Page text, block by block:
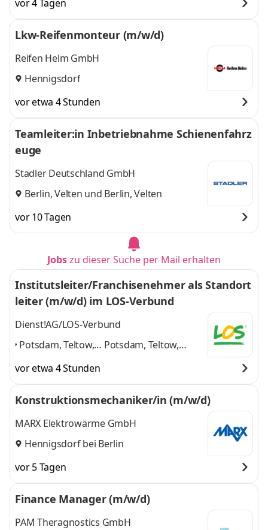
vor 4 Tagen
Lkw-Reifenmonteur (m/w/d)
Reifen Helm GmbH
Hennigsdorf
vor etwa 4 Stunden
Teamleiter:in Inbetriebnahme Schienenfahrz
euge
Stadler Deutschland GmbH
Berlin, Velten und Berlin, Velten
vor 10 Tagen
Jobszu dieser Suche per Mail erhalten
Institutsleiter/Franchisenehmer als Standort
leiter (m/w/d) im LOS-Verbund
Dienst!AG/LOS-Verbund
Potsdam, Teltow,
Hohen Neuendorf,
Frankfurt/Oder,
Potsdam, Teltow,
Frankfurt/Oderund 2
weitere
vor etwa 4 Stunden
Konstruktionsmechaniker/in (m/w/d)
MARX Elektrowärme GmbH
Hennigsdorf bei Berlin
vor 5 Tagen
Finance Manager (m/w/d)
PAM Theragnostics GmbH